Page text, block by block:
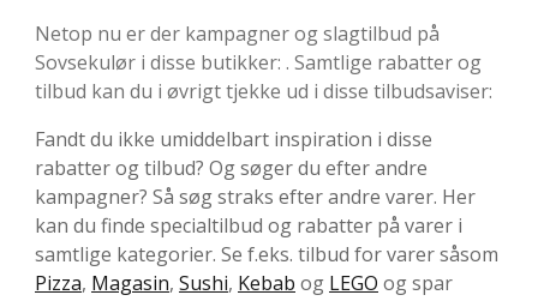
Netop nu er der kampagner og slagtilbud på
Sovsekulør i disse butikker: . Samtlige rabatter og
tilbud kan du i øvrigt tjekke ud i disse tilbudsaviser:
Fandt du ikke umiddelbart inspiration i disse
rabatter og tilbud? Og søger du efter andre
kampagner? Så søg straks efter andre varer. Her
kan du finde specialtilbud og rabatter på varer i
samtlige kategorier. Se f.eks. tilbud for varer såsom
Pizza, Magasin, Sushi, Kebab og LEGO og spar